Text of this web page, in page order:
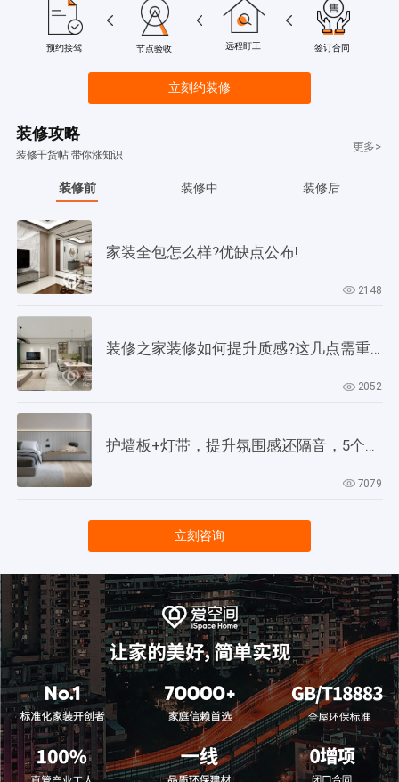
预约接驾 节点验收 远程盯工 签订合同
立刻约装修
装修攻略
装修干货帖 带你涨知识
更多>
装修前 装修中 装修后
家装全包怎么样?优缺点公布!
2148
装修之家装修如何提升质感?这几点需重视起来
2052
7079
立刻咨询